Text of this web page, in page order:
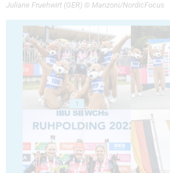
Juliane Fruehwirt (GER) © Manzoni/NordicFocus
1